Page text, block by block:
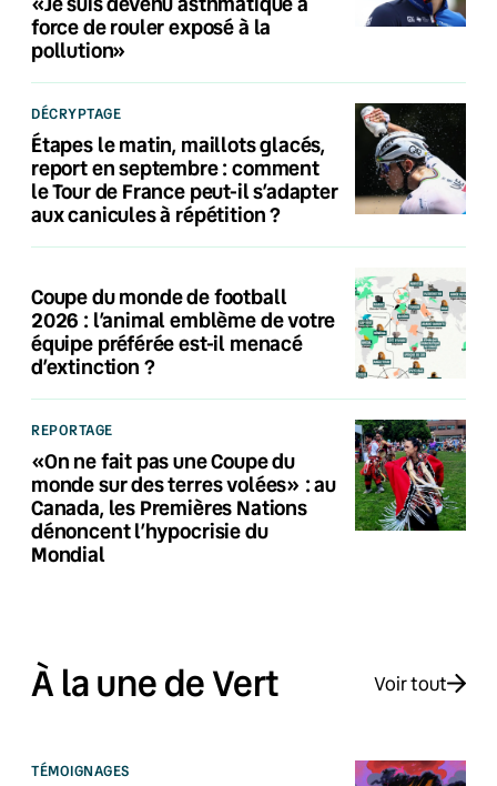
force de rouler exposé à la
pollution»
DÉCRYPTAGE
Étapes le matin, maillots glacés,
report en septembre : comment
le Tour de France peut-il s’adapter
aux canicules à répétition ?
Coupe du monde de football
2026 : l’animal emblème de votre
équipe préférée est-il menacé
d’extinction ?
REPORTAGE
«On ne fait pas une Coupe du
monde sur des terres volées» : au
Canada, les Premières Nations
dénoncent l’hypocrisie du
Mondial
À la une de Vert Voir tout
TÉMOIGNAGES